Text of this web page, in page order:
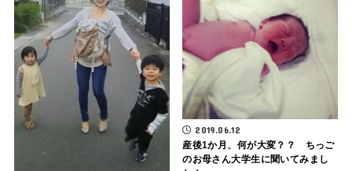
2019.06.12
産後1か月、何が大変？？ ちっご
のお母さん大学生に聞いてみまし